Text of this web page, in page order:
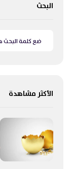
البحث
الأكثر مشاهدة